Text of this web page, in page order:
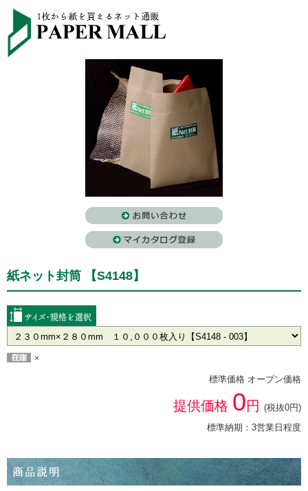
紙ネット封筒 【S4148】
×
標準価格 オープン価格
提供価格 0円 (税抜0円)
標準納期：3営業日程度